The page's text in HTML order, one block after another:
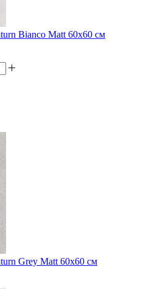
Bianco Matt 60x60 см
Grey Matt 60x60 см